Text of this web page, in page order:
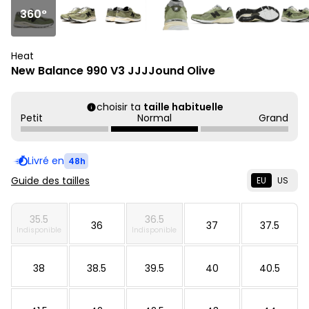
360°
Heat
New Balance 990 V3 JJJJound Olive
choisir ta taille habituelle
Petit
Normal Grand
Livré en 48h
Guide des tailles EU US
35.5
Indisponible 36 36.5
Indisponible 37 37.5
38 38.5 39.5 40 40.5